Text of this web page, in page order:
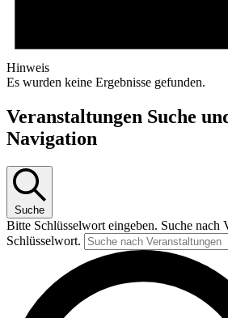
Hinweis
Es wurden keine Ergebnisse gefunden.
Veranstaltungen Suche
Navigation
Suche
Bitte Schlüsselwort eingeben. Suche nach
Schlüsselwort.